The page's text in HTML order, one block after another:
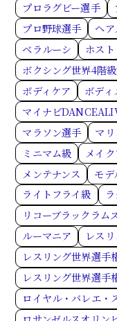
プロラグビー選手
プロ野球選手
ヘア
ベラルーシ
ホスト
ボクシング世界4階
ボディケア
ボディ
マイナビ
マラソン選手
マ
ミニマム級
メイ
メンテナンス
モデ
ライトフライ級
リコーブラックラム
ルーマニア
レス
レスリング世界選手
レスリング世界選手
ロイヤル・バレエ・